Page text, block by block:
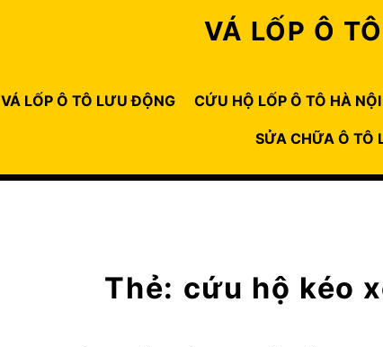
VÁ LỐP Ô
VÁ LỐP Ô TÔ LƯU ĐỘNG CỨU HỘ LỐP Ô TÔ HÀ NỘI
SỬA CHỮA Ô TÔ
Thẻ: cứu hộ kéo